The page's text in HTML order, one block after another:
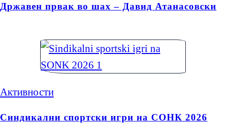
Државен првак во шах – Давид Атанасовски
Активности
Синдикални спортски игри на СОНК 2026